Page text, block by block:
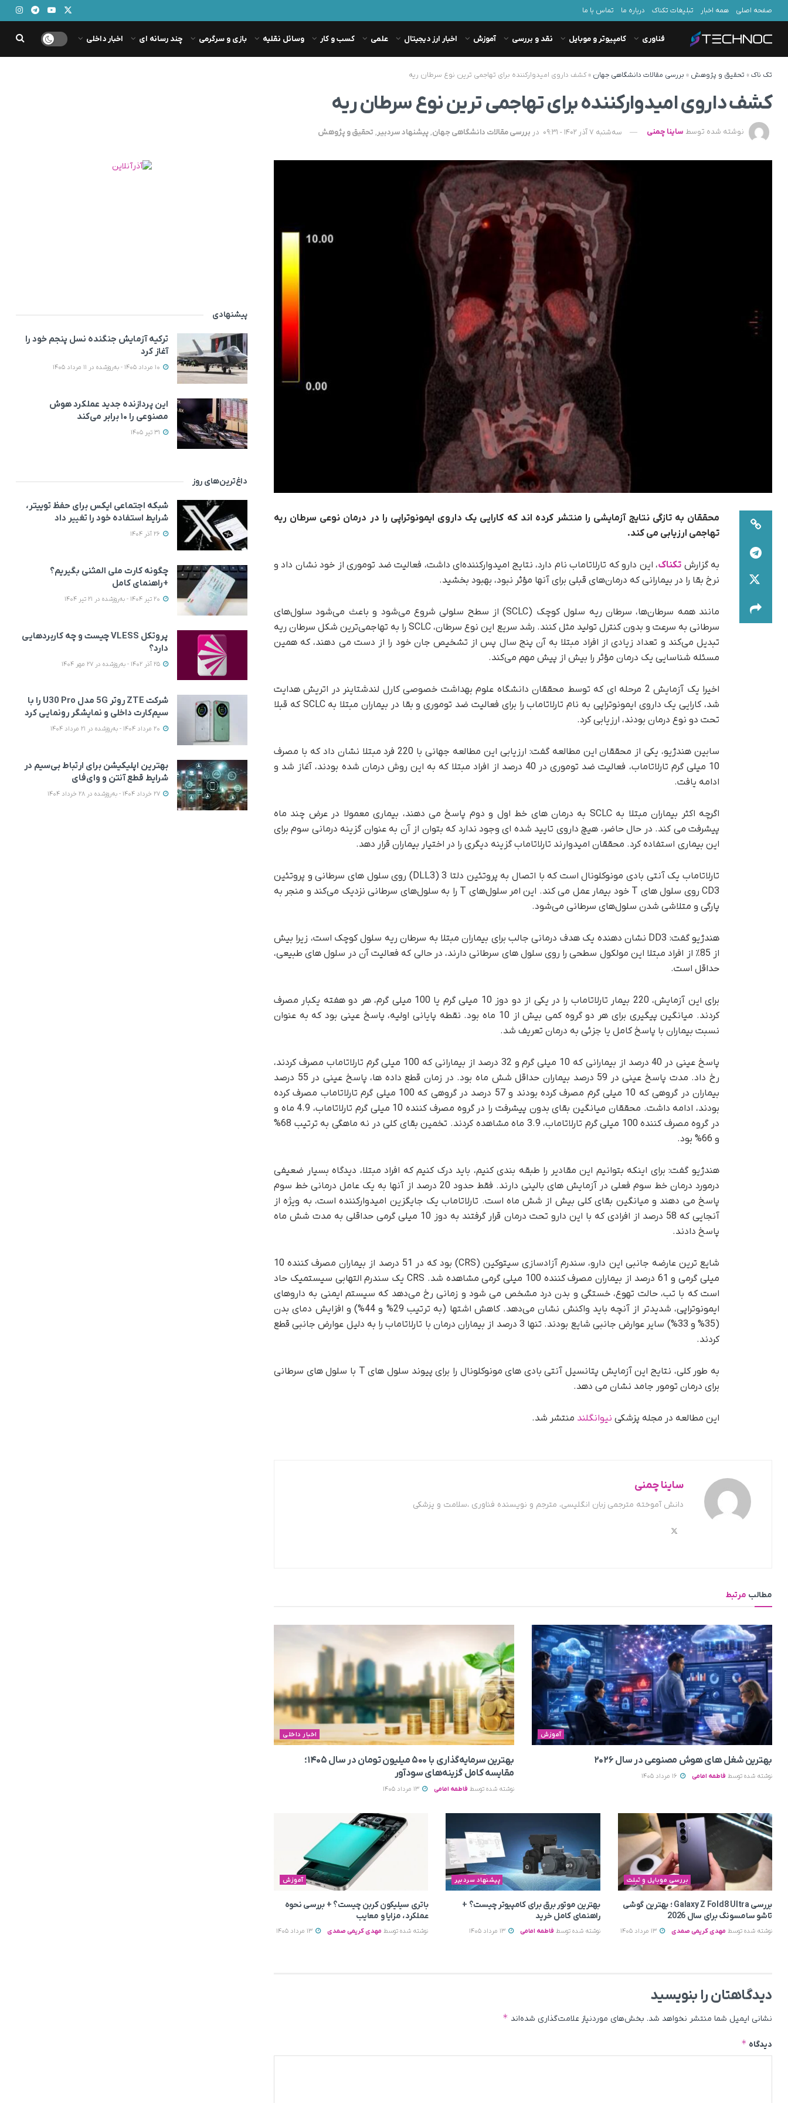
صفحه اصلی همه اخبار تبلیغات تکناک درباره ما تماس با ما
فناوری کامپیوتر و موبایل نقد و بررسی آموزش اخبار ارز دیجیتال علمی کسب و کار وسائل نقلیه بازی و سرگرمی چند رسانه ای اخبار داخلی
تک ناک» تحقیق و پژوهش » بررسی مقالات دانشگاهی جهان »کشف داروی امیدوارکننده برای تهاجمی ترین نوع سرطان ریه
کشف داروی امیدوارکننده برای تهاجمی ترین نوع سرطان ریه
نوشته شده توسط ساینا چمنی سه‌شنبه 7 آذر 1402 - 09:31 در بررسی مقالات دانشگاهی جهان,پیشنهاد سردبیر, تحقیق و پژوهش
محققان به تازگی نتایج آزمایشی را منتشر کرده اند که کارایی یک داروی ایمونوتراپی را در درمان نوعی سرطان ریه
تهاجمی ارزیابی می کند.
به گزارش تکناک، این دارو که تارلاتاماب نام دارد، نتایج امیدوارکننده‌ای داشت، فعالیت ضد توموری از خود نشان داد و
نرخ بقا را در بیمارانی که درمان‌های قبلی برای آنها مؤثر نبود، بهبود بخشید.
مانند همه سرطان‌ها، سرطان ریه سلول کوچک (SCLC) از سطح سلولی شروع می‌شود و باعث می‌شود سلول‌های
سرطانی به سرعت و بدون کنترل تولید مثل کنند. رشد سریع این نوع سرطان، SCLC را به تهاجمی‌ترین شکل سرطان ریه
تبدیل می‌کند و تعداد زیادی از افراد مبتلا به آن پنج سال پس از تشخیص جان خود را از دست می دهند، که همین
مسئله شناسایی یک درمان مؤثر را بیش از پیش مهم می‌کند.
اخیرا یک آزمایش 2 مرحله ای که توسط محققان دانشگاه علوم بهداشت خصوصی کارل لندشتاینر در اتریش هدایت
شد، کارایی یک داروی ایمونوتراپی به نام تارلاتاماب را برای فعالیت ضد توموری و بقا در بیماران مبتلا به SCLC که قبلا
تحت دو نوع درمان بودند، ارزیابی کرد.
سابین هندژیو، یکی از محققان این مطالعه گفت: ارزیابی این مطالعه جهانی با 220 فرد مبتلا نشان داد که با مصرف
10 میلی گرم تارلاتاماب، فعالیت ضد توموری در 40 درصد از افراد مبتلا که به این روش درمان شده بودند، آغاز شد و
ادامه یافت.
اگرچه اکثر بیماران مبتلا به SCLC به درمان های خط اول و دوم پاسخ می دهند، بیماری معمولا در عرض چند ماه
پیشرفت می کند. در حال حاضر، هیچ داروی تایید شده ای وجود ندارد که بتوان از آن به عنوان گزینه درمانی سوم برای
این بیماری استفاده کرد. محققان امیدوارند تارلاتاماب گزینه دیگری را در اختیار بیماران قرار دهد.
تارلاتاماب یک آنتی بادی مونوکلونال است که با اتصال به پروتئین دلتا 3 (DLL3) روی سلول های سرطانی و پروتئین
CD3 روی سلول های T خود بیمار عمل می کند. این امر سلول‌های T را به سلول‌های سرطانی نزدیک می‌کند و منجر به
پارگی و متلاشی شدن سلول‌های سرطانی می‌شود.
هندژیو گفت: DD3 نشان دهنده یک هدف درمانی جالب برای بیماران مبتلا به سرطان ریه سلول کوچک است، زیرا بیش
از 85٪ از افراد مبتلا این مولکول سطحی را روی سلول های سرطانی دارند، در حالی که فعالیت آن در سلول های طبیعی،
حداقل است.
برای این آزمایش، 220 بیمار تارلاتاماب را در یکی از دو دوز 10 میلی گرم یا 100 میلی گرم، هر دو هفته یکبار مصرف
کردند. میانگین پیگیری برای هر دو گروه کمی بیش از 10 ماه بود. نقطه پایانی اولیه، پاسخ عینی بود که به عنوان
نسبت بیماران با پاسخ کامل یا جزئی به درمان تعریف شد.
پاسخ عینی در 40 درصد از بیمارانی که 10 میلی گرم و 32 درصد از بیمارانی که 100 میلی گرم تارلاتاماب مصرف کردند،
رخ داد. مدت پاسخ عینی در 59 درصد بیماران حداقل شش ماه بود. در زمان قطع داده ها، پاسخ عینی در 55 درصد
بیماران در گروهی که 10 میلی گرم مصرف کرده بودند و 57 درصد در گروهی که 100 میلی گرم تارلاتاماب مصرف کرده
بودند، ادامه داشت. محققان میانگین بقای بدون پیشرفت را در گروه مصرف کننده 10 میلی گرم تارلاتاماب، 4.9 ماه و
در گروه مصرف کننده 100 میلی گرم تارلاتاماب، 3.9 ماه مشاهده کردند. تخمین بقای کلی در نه ماهگی به ترتیب 68%
و 66% بود.
هندژیو گفت: برای اینکه بتوانیم این مقادیر را طبقه بندی کنیم، باید درک کنیم که افراد مبتلا، دیدگاه بسیار ضعیفی
درمورد درمان خط سوم فعلی در آزمایش های بالینی دارند. فقط حدود 20 درصد از آنها به یک عامل درمانی خط سوم
پاسخ می دهند و میانگین بقای کلی بیش از شش ماه است. تارلاتاماب یک جایگزین امیدوارکننده است، به ویژه از
آنجایی که 58 درصد از افرادی که با این دارو تحت درمان قرار گرفتند به دوز 10 میلی گرمی حداقلی به مدت شش ماه
پاسخ دادند.
شایع ترین عارضه جانبی این دارو، سندرم آزادسازی سیتوکین (CRS) بود که در 51 درصد از بیماران مصرف کننده 10
میلی گرمی و 61 درصد از بیماران مصرف کننده 100 میلی گرمی مشاهده شد. CRS یک سندرم التهابی سیستمیک حاد
است که با تب، حالت تهوع، خستگی و بدن درد مشخص می شود و زمانی رخ می‌دهد که سیستم ایمنی به داروهای
ایمونوتراپی، شدیدتر از آنچه باید واکنش نشان می‌دهد. کاهش اشتها (به ترتیب 29% و 44%) و افزایش دمای بدن
(35% و 33%) سایر عوارض جانبی شایع بودند. تنها 3 درصد از بیماران درمان با تارلاتاماب را به دلیل عوارض جانبی قطع
کردند.
به طور کلی، نتایج این آزمایش پتانسیل آنتی بادی های مونوکلونال را برای پیوند سلول های T با سلول های سرطانی
برای درمان تومور جامد نشان می دهد.
این مطالعه در مجله پزشکی نیوانگلند منتشر شد.
ساینا چمنی
دانش آموخته مترجمی زبان انگلیسی، مترجم و نویسنده فناوری ،سلامت و پزشکی
مطالب مرتبط
آموزش
بهترین شغل های هوش مصنوعی در سال ۲۰۲۶
نوشته شده توسط فاطمه امامی
اخبار داخلی
بهترین سرمایه‌گذاری با ۵۰۰ میلیون تومان در سال ۱۴۰۵؛
مقایسه کامل گزینه‌های سودآور
نوشته شده توسط فاطمه امامی
بررسی موبایل و تبلت
بررسی Galaxy Z Fold8 Ultra ؛ بهترین گوشی
تاشو سامسونگ برای سال 2026
نوشته شده توسط مهدی کریمی صمدی
پیشنهاد سردبیر
بهترین موتور برق برای کامپیوتر چیست؟ +
راهنمای کامل خرید
نوشته شده توسط فاطمه امامی 13 مرداد 1405
آموزش
باتری سیلیکون کربن چیست؟ + بررسی نحوه
عملکرد، مزایا و معایب
نوشته شده توسط مهدی کریمی صمدی
دیدگاهتان را بنویسید
نشانی ایمیل شما منتشر نخواهد شد. بخش‌های موردنیاز علامت‌گذاری شده‌اند *
دیدگاه *
پیشنهادی
ترکیه آزمایش جنگنده نسل پنجم خود را
آغاز کرد
این پردازنده جدید عملکرد هوش
مصنوعی را ۱۰ برابر می‌کند
داغ‌ترین‌های روز
شبکه اجتماعی ایکس برای حفظ توییتر،
شرایط استفاده خود را تغییر داد
چگونه کارت ملی المثنی بگیریم؟
+راهنمای کامل
پروتکل VLESS چیست و چه کاربردهایی
دارد؟
شرکت ZTE روتر 5G مدل U30 Pro را با
سیم‌کارت داخلی و نمایشگر رونمایی کرد
بهترین اپلیکیشن‌ برای ارتباط بی‌سیم در
شرایط قطع آنتن و وای‌فای